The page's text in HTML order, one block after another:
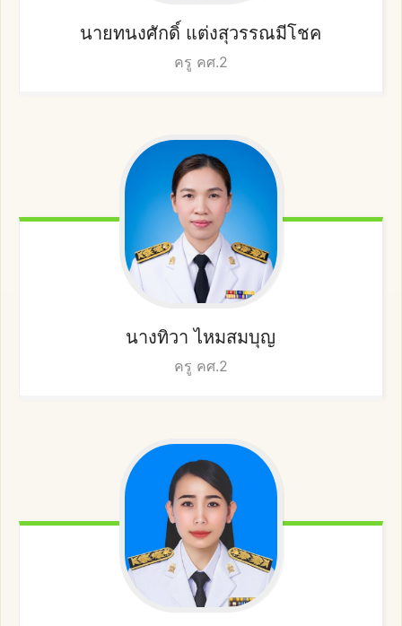
นายทนงศักดิ์ แต่งสุวรรณมีโชค
ครู คศ.2
นางทิวา ไหมสมบุญ
ครู คศ.2